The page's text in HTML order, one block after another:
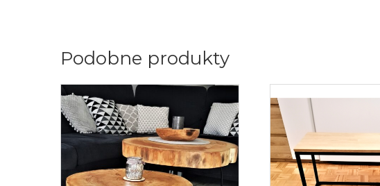
Podobne produkty